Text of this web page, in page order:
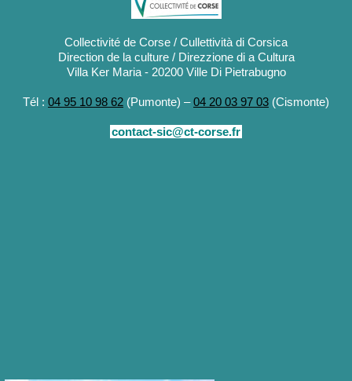
Collectivité de Corse / Cullettività di Corsica
Direction de la culture / Direzzione di a Cultura
Villa Ker Maria - 20200 Ville Di Pietrabugno
Tél : 04 95 10 98 62 (Pumonte) –04 20 03 97 03 (Cismonte)
contact-sic@ct-corse.fr